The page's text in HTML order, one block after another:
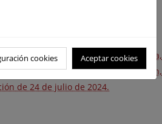
de 2024, de la Subsecretaría,
la convocatoria de libre designación,
de 24 de julio de 2024.
cookies Aceptar cookies